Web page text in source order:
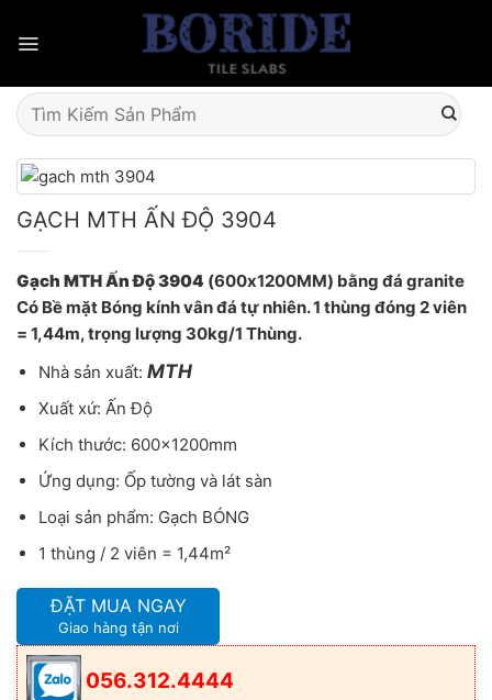
Tìm
kiếm:
GẠCH MTH ẤN ĐỘ 3904
Gạch MTH Ấn Độ 3904 (600x1200MM) bằng đá granite
Có Bề mặt Bóng kính vân đá tự nhiên. 1 thùng đóng 2 viên
= 1,44m, trọng lượng 30kg/1 Thùng.
Nhà sản xuất: MTH
Xuất xứ: Ấn Độ
Kích thước: 600x1200mm
Ứng dụng: Ốp tường và lát sàn
Loại sản phẩm: Gạch BÓNG
1 thùng / 2 viên = 1,44m²
ĐẶT MUA NGAY
Giao hàng tận nơi
056.312.4444